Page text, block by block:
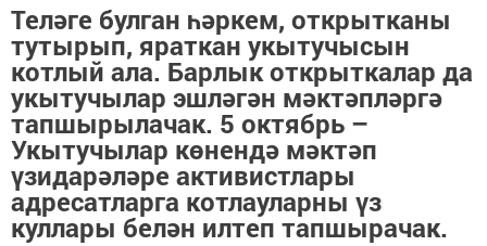
Теләге булган һәркем, открытканы
тутырып, яраткан укытучысын
котлый ала. Барлык открыткалар да
укытучылар эшләгән мәктәпләргә
тапшырылачак. 5 октябрь –
Укытучылар көнендә мәктәп
үзидарәләре активистлары
адресатларга котлауларны үз
куллары белән илтеп тапшырачак.